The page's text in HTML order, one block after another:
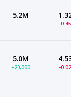
5.2M
— -
5.0M
+20,000 -